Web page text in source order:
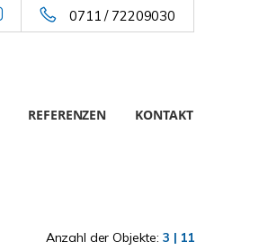
0711 / 72209030
REFERENZEN KONTAKT
Anzahl der Objekte: 3 | 11